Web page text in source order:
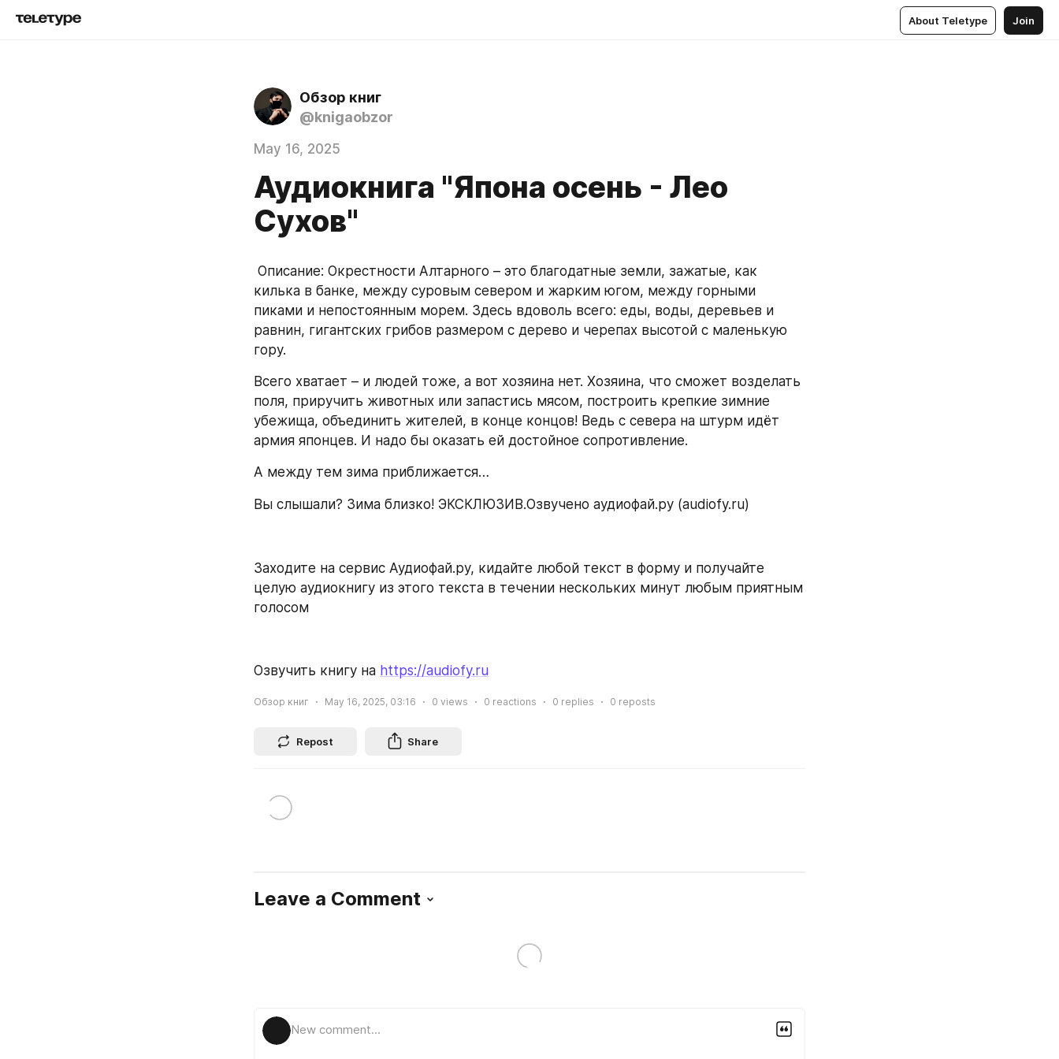
About Teletype Join
Обзор книг
@knigaobzor
May 16, 2025
Аудиокнига "Япона осень - Лео
Сухов"
килька в банке, между суровым севером и жарким югом, между горными
пиками и непостоянным морем. Здесь вдоволь всего: еды, воды, деревьев и
равнин, гигантских грибов размером с дерево и черепах высотой с маленькую
гору.
Всего хватает – и людей тоже, а вот хозяина нет. Хозяина, что сможет возделать
поля, приручить животных или запастись мясом, построить крепкие зимние
убежища, объединить жителей, в конце концов! Ведь с севера на штурм идёт
армия японцев. И надо бы оказать ей достойное сопротивление.
А между тем зима приближается…
Вы слышали? Зима близко! ЭКСКЛЮЗИВ.Озвучено аудиофай.ру (audiofy.ru)
Заходите на сервис Аудиофай.ру, кидайте любой текст в форму и получайте
целую аудиокнигу из этого текста в течении нескольких минут любым приятным
голосом
Озвучить книгу на https://audiofy.ru
Обзор книг May 16, 2025, 03:16 0 views 0 reactions 0 replies 0 reposts
Repost Share
Leave a Comment